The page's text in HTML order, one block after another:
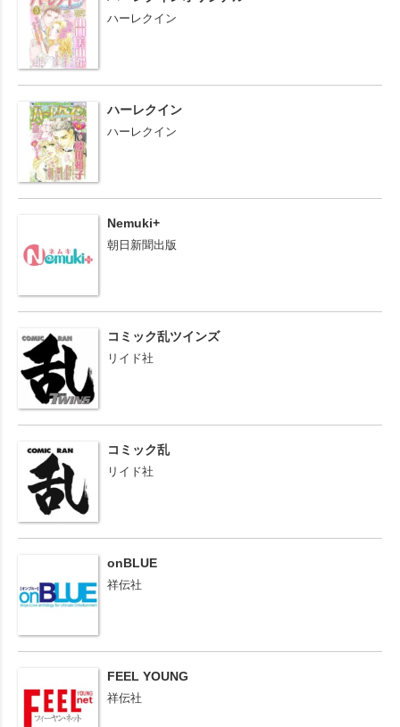
ハーレクイン
ハーレクイン
ハーレクイン
Nemuki+
朝日新聞出版
コミック乱ツインズ
リイド社
コミック乱
リイド社
onBLUE
祥伝社
FEEL YOUNG
祥伝社